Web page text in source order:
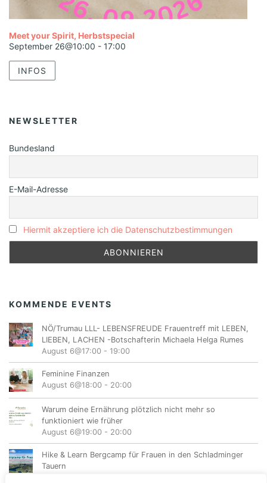
Meet your Spirit, Herbstspecial
September 26@10:00 - 17:00
INFOS
NEWSLETTER
Bundesland
E-Mail-Adresse
Hiermit akzeptiere ich die Datenschutzbestimmungen
KOMMENDE EVENTS
NÖ/Trumau LLL- LEBENSFREUDE Frauentreff mit LEBEN,
LIEBEN, LACHEN -Botschafterin Michaela Helga Rumes
August 6@17:00 - 19:00
Feminine Finanzen
August 6@18:00 - 20:00
Warum deine Ernährung plötzlich nicht mehr so
funktioniert wie früher
August 6@19:00 - 20:00
Hike & Learn Bergcamp für Frauen in den Schladminger
Tauern